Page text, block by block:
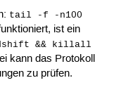
tail -f -n100
ist ein
&& killall
kann das Protokoll
zu prüfen.